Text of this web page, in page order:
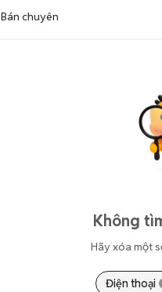
Bán chuyên
Không
Hãy xóa một
Điện thoại